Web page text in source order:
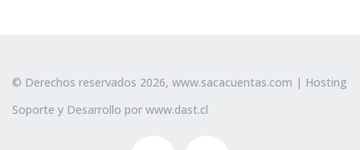
© Derechos reservados 2026, www.sacacuentas.com | Hosting
Soporte y Desarrollo por www.dast.cl